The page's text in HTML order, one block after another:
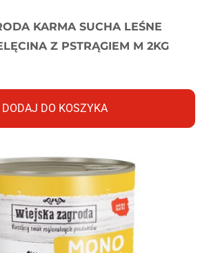
KARMA SUCHA LEŚNE
Z PSTRĄGIEM M 2KG
DODAJ DO KOSZYKA